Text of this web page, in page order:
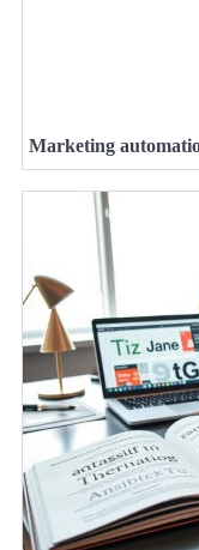
Marketing